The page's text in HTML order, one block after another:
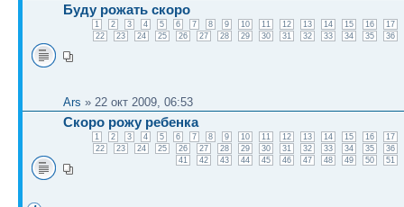
Буду рожать скоро
1 2 3 4 5 6 7 8 9 10 11 12 13 14 15 16
17
22
23 24 25 26 27 28 29 30 31 32 33 34 35 36
Ars » 22 окт 2009, 06:53
Скоро рожу ребенка
1 2 3 4 5 6 7 8 9 10 11 12 13 14 15 16
17
22
23 24 25 26 27 28 29 30 31 32 33 34 35
36
41
42 43 44 45 46 47 48 49 50 51